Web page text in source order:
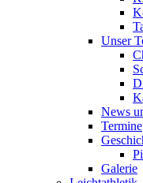
Unser
News
Termine
Galerie